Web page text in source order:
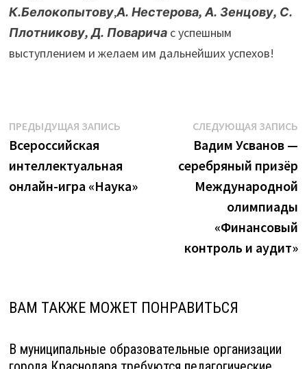
К.Белокопытову,А. Нестерова, А. Зенцову, С.
Плотникову, Д. Поварича с успешным
выступлением и желаем им дальнейших успехов!
Навигация
по
записям
ПРЕДЫДУЩАЯ ЗАПИСЬ
Всероссийская
интеллектуальная
онлайн-игра «Наука»
СЛЕДУЮЩАЯ ЗАПИСЬ
Вадим Усванов —
серебряный призёр
Международной
олимпиады
«Финансовый
контроль и аудит»
ВАМ ТАКЖЕ МОЖЕТ ПОНРАВИТЬСЯ
В муниципальные образовательные организации